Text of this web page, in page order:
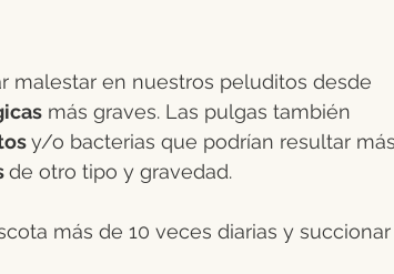
malestar en nuestros peluditos desde
más graves. Las pulgas también
y/o bacterias que podrían resultar más
de otro tipo y gravedad.
más de 10 veces diarias y succionar